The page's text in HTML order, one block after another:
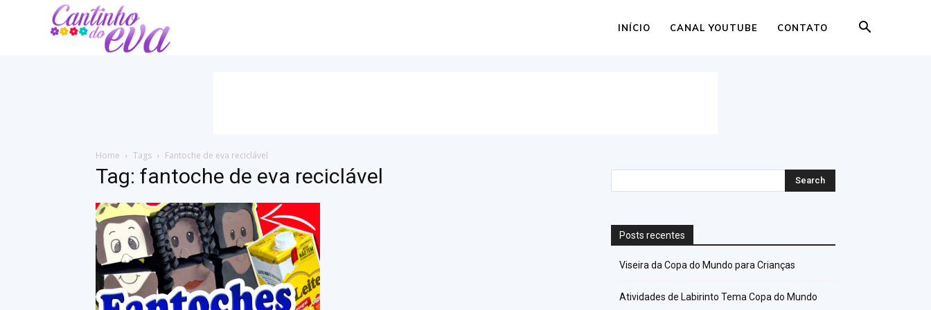
INÍCIO CANAL YOUTUBE CONTATO
Home Tags Fantoche de eva reciclável
Tag: fantoche de eva reciclável
Posts recentes
Viseira da Copa do Mundo para Crianças
Atividades de Labirinto Tema Copa do Mundo